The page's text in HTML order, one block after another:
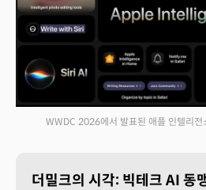
WWDC 2026에서 발표된 애플 인텔리전
더밀크의 시각: 빅테크 AI 동